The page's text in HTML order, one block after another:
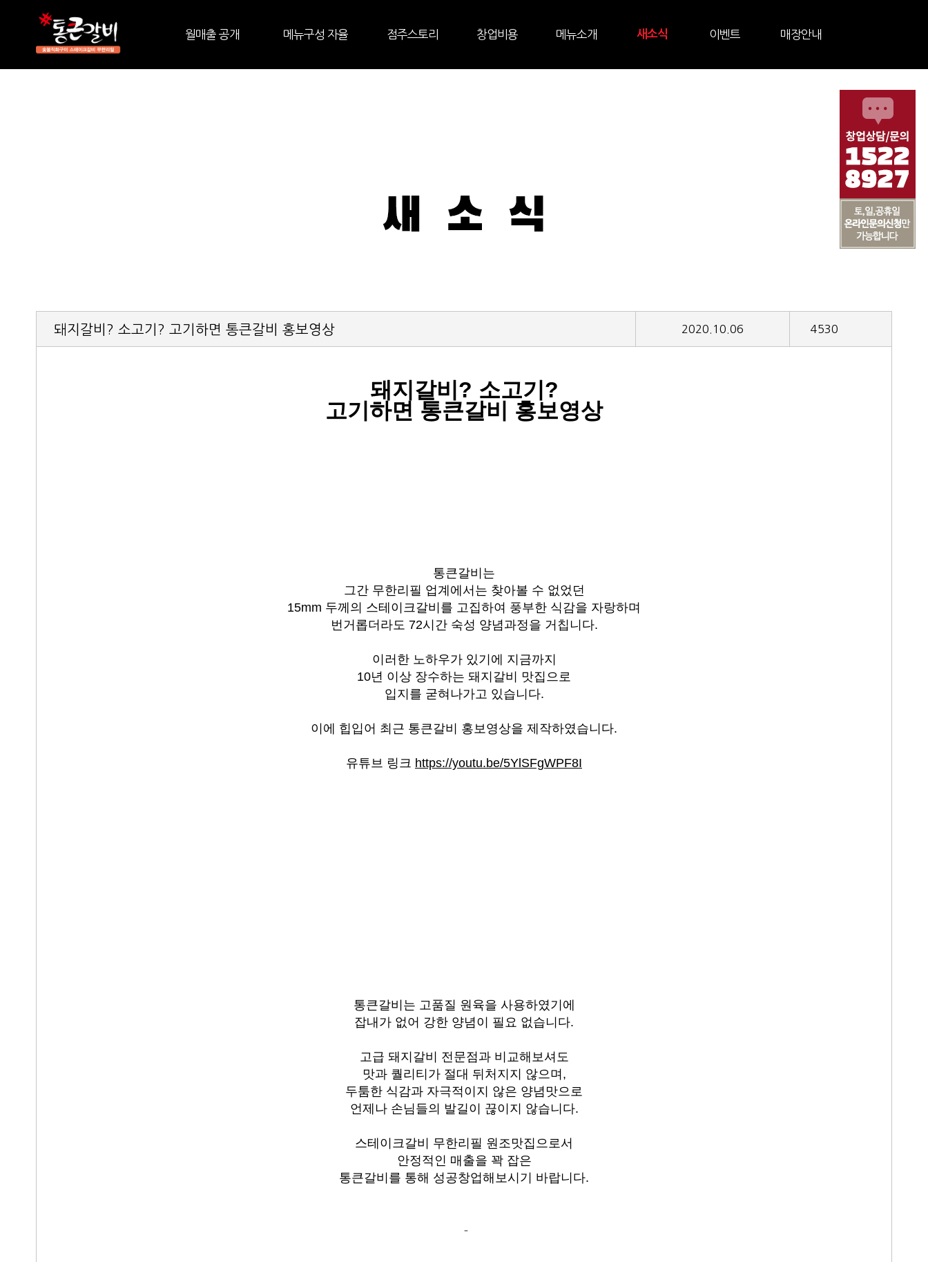
월매출 공개 메뉴구성 자율 점주스토리 창업비용 메뉴소개 새소식 이벤트 매장안내
돼지갈비? 소고기? 고기하면 통큰갈비 홍보영상 2020.10.06 4530
돼지갈비? 소고기?
고기하면 통큰갈비 홍보영상
통큰갈비는
그간 무한리필 업계에서는 찾아볼 수 없었던
15mm 두께의 스테이크갈비를 고집하여 풍부한 식감을 자랑하며
번거롭더라도 72시간 숙성 양념과정을 거칩니다.
이러한 노하우가 있기에 지금까지
10년 이상 장수하는 돼지갈비 맛집으로
입지를 굳혀나가고 있습니다.
이에 힙입어 최근 통큰갈비 홍보영상을 제작하였습니다.
유튜브 링크 https://youtu.be/5YlSFgWPF8I
통큰갈비는 고품질 원육을 사용하였기에
잡내가 없어 강한 양념이 필요 없습니다.
고급 돼지갈비 전문점과 비교해보셔도
맛과 퀄리티가 절대 뒤처지지 않으며 ,
두툼한 식감과 자극적이지 않은 양념맛으로
언제나 손님들의 발길이 끊이지 않습니다.
스테이크갈비 무한리필 원조맛집으로서
안정적인 매출을 꽉 잡은
통큰갈비를 통해 성공창업해보시기 바랍니다.
-